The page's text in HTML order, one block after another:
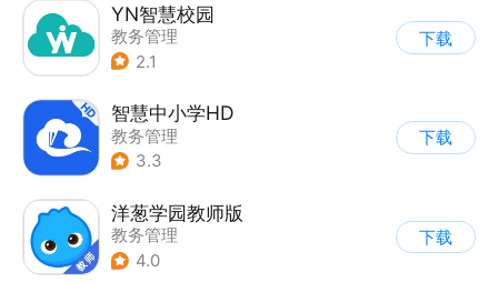
YN智慧校园
教务管理
2.1
下载
智慧中小学HD
教务管理
3.3
下载
洋葱学园教师版
教务管理
4.0
下载